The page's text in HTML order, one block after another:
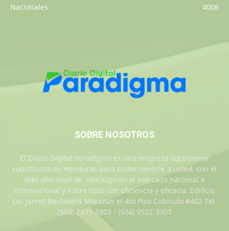
Nacionales
4008
SOBRE NOSOTROS
El Diario Digital Paradigma es una empresa legalmente
constituida en Honduras para poder servirle a usted, con el
más alto nivel de liderazgo en el mercado nacional e
internacional y sobre todo con eficiencia y eficacia. Edificio
Los Jarros Boulevard Morazan el 4to Piso Cubiculo #402 Tel:
(504) 2231-3303 / (504) 9522-3307